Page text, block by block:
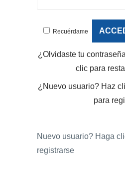
Recuérdame
¿Olvidaste tu
clic para
¿Nuevo usuario? Haz
para
Nuevo usuario? Haga
registrarse